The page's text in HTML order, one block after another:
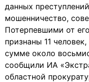
данных
мошенничество,
Потерпевшими от
признаны 11
сумме около
сообщили ИА
областной